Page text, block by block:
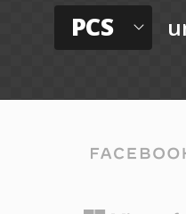
PCS